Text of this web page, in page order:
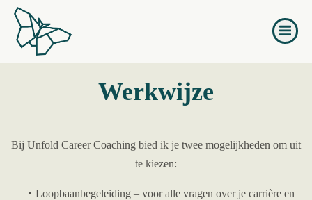
Werkwijze
Bij Unfold Career Coaching bied ik je twee mogelijkheden om uit
te kiezen:
Loopbaanbegeleiding – voor alle vragen over je carrière en